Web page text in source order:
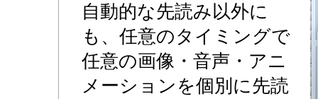
自動的な先読み以外に
も、任意のタイミングで
任意の画像・音声・アニ
メーションを個別に先読